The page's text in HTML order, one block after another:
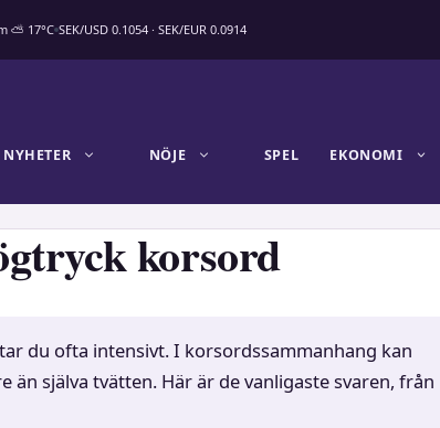
⛅ 17°C SEK/USD 0.1054 · SEK/EUR 0.0914
NYHETER NÖJE SPEL EKONOMI
korsord
du ofta intensivt. I korsordssammanhang kan
än själva tvätten. Här är de vanligaste svaren, från